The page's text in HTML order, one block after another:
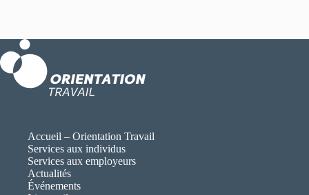
Accueil – Orientation Travail
Services aux individus
Services aux employeurs
Actualités
Événements